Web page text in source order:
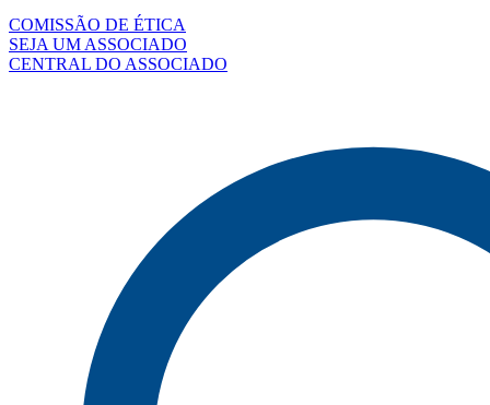
COMISSÃO DE ÉTICA
SEJA UM ASSOCIADO
CENTRAL DO ASSOCIADO